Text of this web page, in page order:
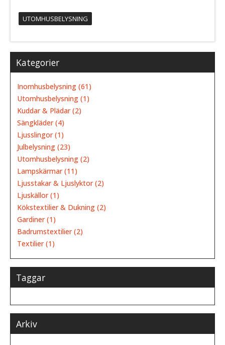
UTOMHUSBELYSNING
Kategorier
Inomhusbelysning (61)
Utomhusbelysning (1)
Kuddar & Plädar (2)
Sängkläder (4)
Ljusslingor (1)
Julbelysning (23)
Utomhusbelysning (2)
Lampskärmar (11)
Ljusstakar & Ljuslyktor (2)
Ljuskällor (1)
Kökstextilier & Dukning (2)
Gardiner (1)
Badrumstextilier (2)
Textilier (1)
Taggar
Arkiv